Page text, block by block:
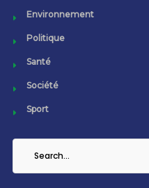
Environnement
Politique
Santé
Société
Sport